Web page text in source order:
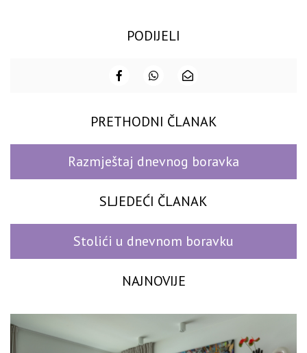
PODIJELI
PRETHODNI ČLANAK
Razmještaj dnevnog boravka
SLJEDEĆI ČLANAK
Stolići u dnevnom boravku
NAJNOVIJE